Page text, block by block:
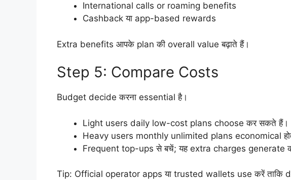
International calls or roaming benefits
Cashback या app-based rewards
Extra benefits आपके plan की overall value बढ़ाते हैं।
Step 5: Compare Costs
Budget decide करना essential है।
Light users daily low-cost plans choose कर सकते हैं।
Heavy users monthly unlimited plans economical
Frequent top-ups से बचें; यह extra charges generate
Tip: Official operator apps या trusted wallets use करें ताकि